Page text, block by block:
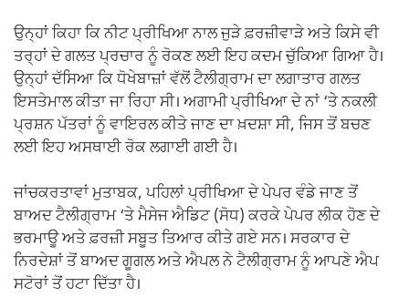
ਉਨ੍ਹਾਂ ਕਿਹਾ ਕਿ ਨੀਟ ਪ੍ਰੀਖਿਆ ਨਾਲ ਜੁੜੇ ਫ਼ਰਜ਼ੀਵਾੜੇ ਅਤੇ ਕਿਸੇ ਵੀ
ਤਰ੍ਹਾਂ ਦੇ ਗਲਤ ਪ੍ਰਚਾਰ ਨੂੰ ਰੋਕਣ ਲਈ ਇਹ ਕਦਮ ਚੁੱਕਿਆ ਗਿਆ ਹੈ।
ਉਨ੍ਹਾਂ ਦੱਸਿਆ ਕਿ ਧੋਖੇਬਾਜ਼ਾਂ ਵੱਲੋਂ ਟੈਲੀਗ੍ਰਾਮ ਦਾ ਲਗਾਤਾਰ ਗਲਤ
ਇਸਤੇਮਾਲ ਕੀਤਾ ਜਾ ਰਿਹਾ ਸੀ। ਅਗਾਮੀ ਪ੍ਰੀਖਿਆ ਦੇ ਨਾਂ ‘ਤੇ ਨਕਲੀ
ਪ੍ਰਸ਼ਨ ਪੱਤਰਾਂ ਨੂੰ ਵਾਇਰਲ ਕੀਤੇ ਜਾਣ ਦਾ ਖ਼ਦਸ਼ਾ ਸੀ, ਜਿਸ ਤੋਂ ਬਚਣ
ਲਈ ਇਹ ਅਸਥਾਈ ਰੋਕ ਲਗਾਈ ਗਈ ਹੈ।
ਜਾਂਚਕਰਤਾਵਾਂ ਮੁਤਾਬਕ, ਪਹਿਲਾਂ ਪ੍ਰੀਖਿਆ ਦੇ ਪੇਪਰ ਵੰਡੇ ਜਾਣ ਤੋਂ
ਬਾਅਦ ਟੈਲੀਗ੍ਰਾਮ ‘ਤੇ ਮੈਸੇਜ ਐਡਿਟ (ਸੋਧ) ਕਰਕੇ ਪੇਪਰ ਲੀਕ ਹੋਣ ਦੇ
ਭਰਮਾਊ ਅਤੇ ਫ਼ਰਜ਼ੀ ਸਬੂਤ ਤਿਆਰ ਕੀਤੇ ਗਏ ਸਨ। ਸਰਕਾਰ ਦੇ
ਨਿਰਦੇਸ਼ਾਂ ਤੋਂ ਬਾਅਦ ਗੂਗਲ ਅਤੇ ਐਪਲ ਨੇ ਟੈਲੀਗ੍ਰਾਮ ਨੂੰ ਆਪਣੇ ਐਪ
ਸਟੋਰਾਂ ਤੋਂ ਹਟਾ ਦਿੱਤਾ ਹੈ।